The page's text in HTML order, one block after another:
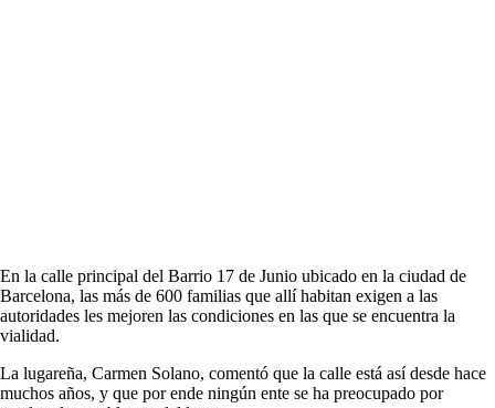
En la calle principal del Barrio 17 de Junio ubicado en la ciudad de
Barcelona, las más de 600 familias que allí habitan exigen a las
autoridades les mejoren las condiciones en las que se encuentra la
vialidad.
La lugareña, Carmen Solano, comentó que la calle está así desde hace
muchos años, y que por ende ningún ente se ha preocupado por